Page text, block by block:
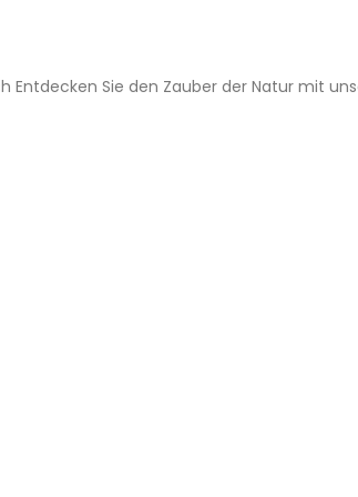
Entdecken Sie den Zauber der Natur mit